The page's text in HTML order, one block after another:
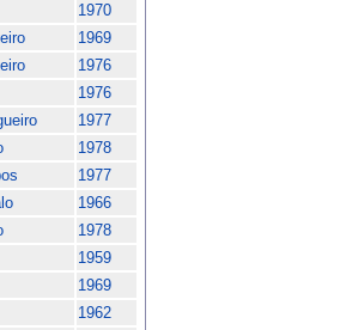
1970
1969
1976
1976
1977
1978
1977
1966
1978
1959
1969
1962